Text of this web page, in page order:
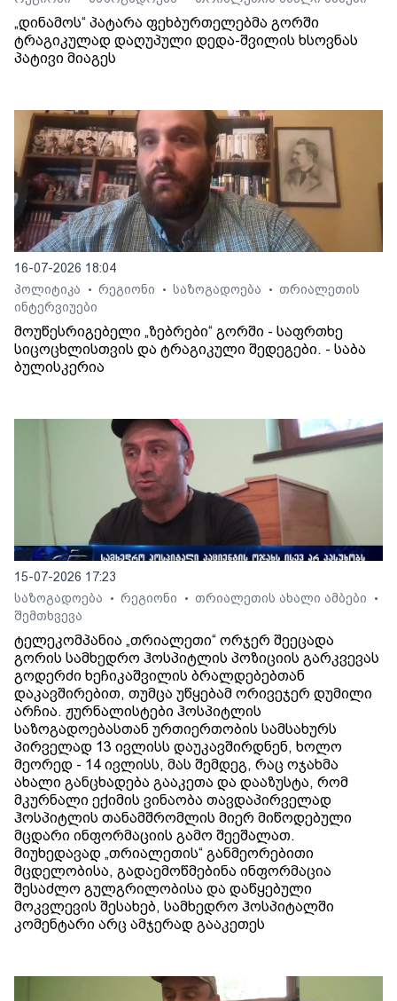
„დინამოს“ პატარა ფეხბურთელებმა გორში
ტრაგიკულად დაღუპული დედა-შვილის ხსოვნას
პატივი მიაგეს
16-07-2026 18:04
პოლიტიკა
• რეგიონი • საზოგადოება • თრიალეთის
ინტერვიუები
მოუწესრიგებელი „ზებრები“ გორში - საფრთხე
სიცოცხლისთვის და ტრაგიკული შედეგები. - საბა
ბულისკერია
15-07-2026 17:23
საზოგადოება
• რეგიონი • თრიალეთის ახალი ამბები •
შემთხვევა
ტელეკომპანია „თრიალეთი“ ორჯერ შეეცადა
გორის სამხედრო ჰოსპიტლის პოზიციის გარკვევას
გოდერძი ხეჩიკაშვილის ბრალდებებთან
დაკავშირებით, თუმცა უწყებამ ორივეჯერ დუმილი
არჩია. ჟურნალისტები ჰოსპიტლის
საზოგადოებასთან ურთიერთობის სამსახურს
პირველად 13 ივლისს დაუკავშირდნენ, ხოლო
მეორედ - 14 ივლისს, მას შემდეგ, რაც ოჯახმა
ახალი განცხადება გააკეთა და დააზუსტა, რომ
მკურნალი ექიმის ვინაობა თავდაპირველად
ჰოსპიტლის თანამშრომლის მიერ მიწოდებული
მცდარი ინფორმაციის გამო შეეშალათ.
მიუხედავად „თრიალეთის“ განმეორებითი
მცდელობისა, გადაემოწმებინა ინფორმაცია
შესაძლო გულგრილობისა და დაწყებული
მოკვლევის შესახებ, სამხედრო ჰოსპიტალში
კომენტარი არც ამჯერად გააკეთეს